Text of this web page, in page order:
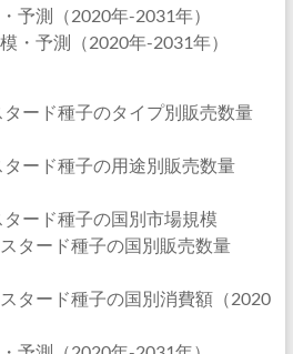
予測（2020年-2031年）
・予測（2020年-2031年）
ード種子のタイプ別販売数量
ード種子の用途別販売数量
ード種子の国別市場規模
タード種子の国別販売数量
タード種子の国別消費額（2020